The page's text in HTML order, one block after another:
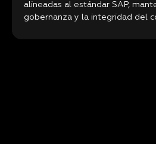
alineadas al estándar SAP,
gobernanza y la integridad del